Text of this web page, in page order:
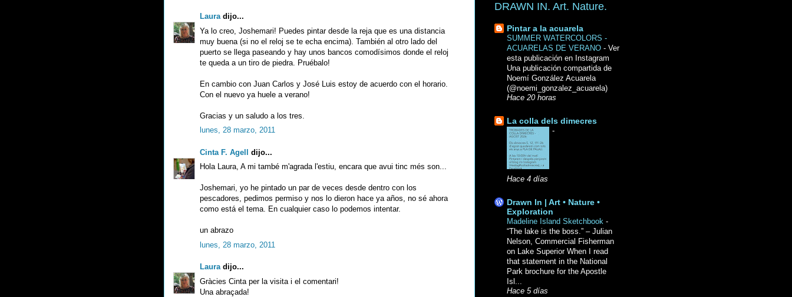
Lauradijo...
Ya lo creo, Joshemari! Puedes pintar desde la reja que es una distancia
muy buena (si no el reloj se te echa encima). También al otro lado del
puerto se llega paseando y hay unos bancos comodísimos donde el reloj
te queda a un tiro de piedra. Pruébalo!
En cambio con Juan Carlos y José Luis estoy de acuerdo con el horario.
Con el nuevo ya huele a verano!
Gracias y un saludo a los tres.
lunes, 28 marzo, 2011
Cinta F. Agell dijo...
Hola Laura, A mi també m'agrada l'estiu, encara que avui tinc més son...
Joshemari, yo he pintado un par de veces desde dentro con los
pescadores, pedimos permiso y nos lo dieron hace ya años, no sé ahora
como está el tema. En cualquier caso lo podemos intentar.
un abrazo
lunes, 28 marzo, 2011
Lauradijo...
Gràcies Cinta per la visita i el comentari!
Una abraçada!
DRAWN IN. Art. Nature.
Pintar a la acuarela
SUMMER WATERCOLORS -
ACUARELAS DE VERANO - Ver
esta publicación en Instagram
Una publicación compartida de
Noemí González Acuarela
(@noemi_gonzalez_acuarela)
Hace 20 horas
La colla dels dimecres
-
Hace 4 días
Drawn In | Art • Nature •
Exploration
Madeline Island Sketchbook -
“The lake is the boss.” – Julian
Nelson, Commercial Fisherman
on Lake Superior When I read
that statement in the National
Park brochure for the Apostle
Isl...
Hace 5 días